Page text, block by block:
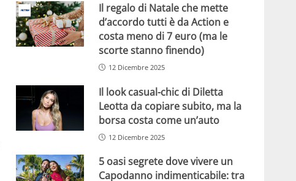
Il regalo di Natale che mette
d’accordo tutti è da Action e
costa meno di 7 euro (ma le
scorte stanno finendo)
12 Dicembre 2025
Il look casual-chic di Diletta
Leotta da copiare subito, ma la
borsa costa come un’auto
12 Dicembre 2025
5 oasi segrete dove vivere un
Capodanno indimenticabile: tra